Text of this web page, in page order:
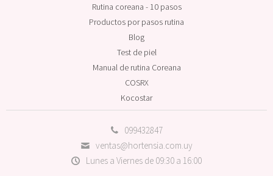
099432847
ventas@hortensia.com.uy
Lunes a Viernes de 09:30 a 16:00
Rutina coreana - 10 pasos
Productos por pasos rutina
Blog
Test de piel
Manual de rutina Coreana
COSRX
Kocostar